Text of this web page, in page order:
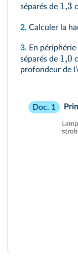
séparés de 1,3
2. Calculer la
3. En
séparés de 1,0
profondeur de
Doc. 1